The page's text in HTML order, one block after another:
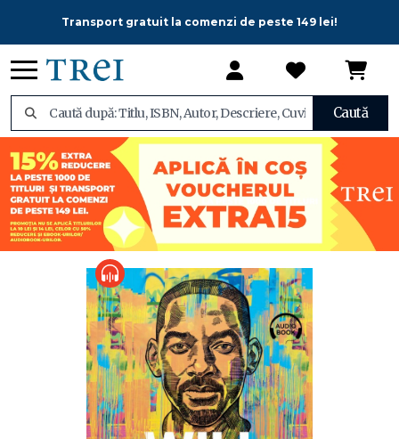
Transport gratuit la comenzi de peste 149 lei!
Caută